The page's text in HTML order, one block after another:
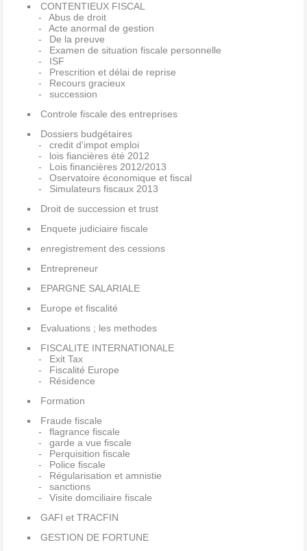
CONTENTIEUX FISCAL
Abus de droit
Acte anormal de gestion
De la preuve
Examen de situation fiscale personnelle
ISF
Prescrition et délai de reprise
Recours gracieux
succession
Controle fiscale des entreprises
Dossiers budgétaires
credit d'impot emploi
lois fiancières été 2012
Lois financières 2012/2013
Oservatoire économique et fiscal
Simulateurs fiscaux 2013
Droit de succession et trust
Enquete judiciaire fiscale
enregistrement des cessions
Entrepreneur
EPARGNE SALARIALE
Europe et fiscalité
Evaluations ; les methodes
FISCALITE INTERNATIONALE
Exit Tax
Fiscalité Europe
Résidence
Formation
Fraude fiscale
flagrance fiscale
garde a vue fiscale
Perquisition fiscale
Police fiscale
Régularisation et amnistie
sanctions
Visite domciliaire fiscale
GAFI et TRACFIN
GESTION DE FORTUNE